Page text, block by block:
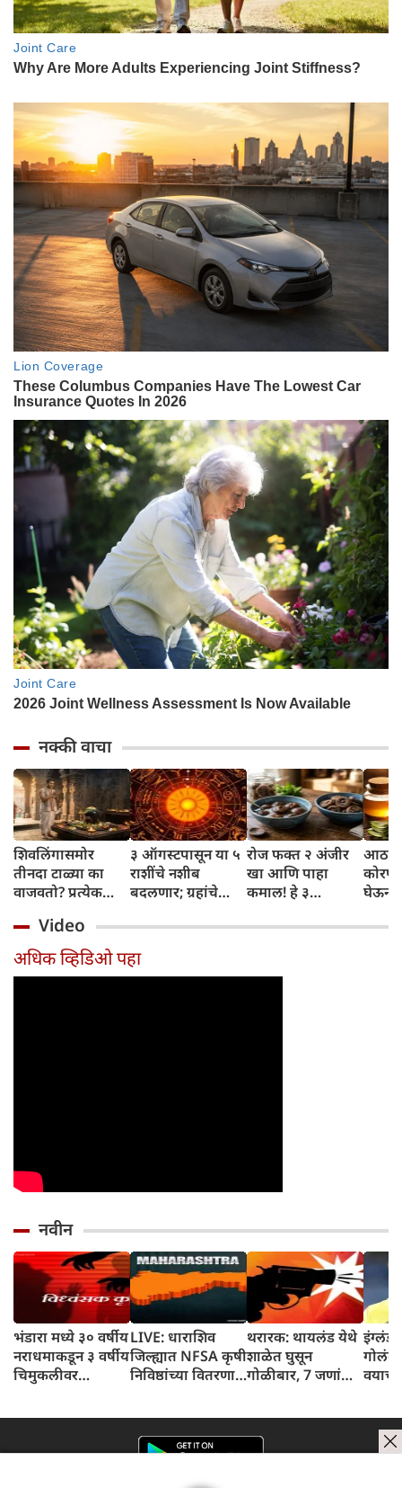
नक्की वाचा
शिवलिंगासमोर
तीनदा टाळ्या का
वाजवतो? प्रत्येक
जाणून घ्या
३ ऑगस्टपासून या ५
राशींचे नशीब
बदलणार; ग्रहांचे
संपतील आणि शुभ
दिवसांची सुरुवात
होईल
रोज फक्त २ अंजीर
खा आणि पाहा
कमाल! हे ३
तुम्हाला ठाऊक
घेऊन
Video
अधिक व्हिडिओ पहा
नवीन
भंडारा मध्ये ३० वर्षीय
नराधमाकडून ३ वर्षीय
चिमुकलीवर
LIVE: धाराशिव
जिल्ह्यात NFSA कृषी
निविष्ठांच्या वितरणात
थरारक: थायलंड येथे
शाळेत घुसून
गोळीबार, 7 जणांचा